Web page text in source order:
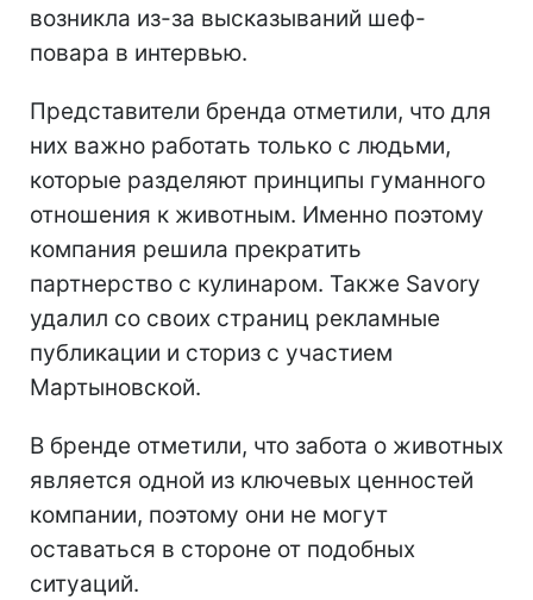
возникла из-за высказываний шеф-
повара в интервью.
Представители бренда отметили, что для
них важно работать только с людьми,
которые разделяют принципы гуманного
отношения к животным. Именно поэтому
компания решила прекратить
партнерство с кулинаром. Также Savory
удалил со своих страниц рекламные
публикации и сториз с участием
Мартыновской.
В бренде отметили, что забота о животных
является одной из ключевых ценностей
компании, поэтому они не могут
оставаться в стороне от подобных
ситуаций.